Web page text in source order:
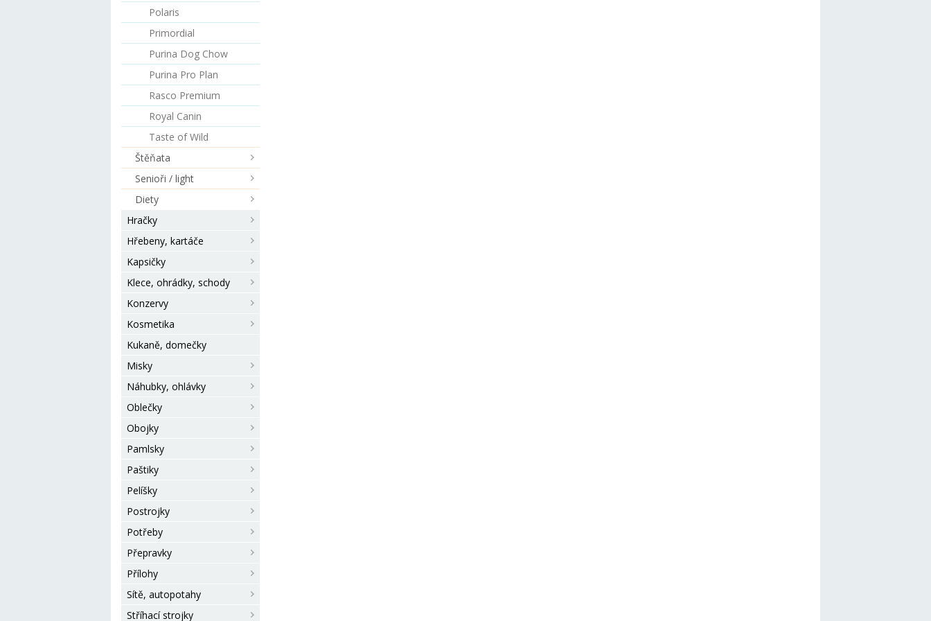
Polaris
Primordial
Purina Dog Chow
Purina Pro Plan
Rasco Premium
Royal Canin
Taste of Wild
Štěňata
Senioři / light
Diety
Hračky
Hřebeny, kartáče
Kapsičky
Klece, ohrádky, schody
Konzervy
Kosmetika
Kukaně, domečky
Misky
Náhubky, ohlávky
Oblečky
Obojky
Pamlsky
Paštiky
Pelíšky
Postrojky
Potřeby
Přepravky
Přílohy
Sítě, autopotahy
Stříhací strojky